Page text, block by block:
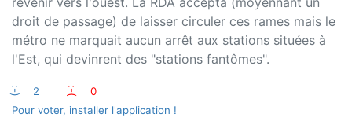
droit de passage) de laisser circuler ces rames mais le
métro ne marquait aucun arrêt aux stations situées à
l'Est, qui devinrent des "stations fantômes".
:-) 2 :-(
0
Pour voter, installer l'application !